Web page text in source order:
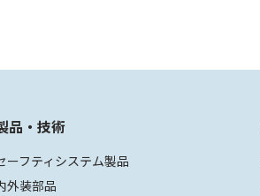
品・技術
ーフティシステム製品
外装部品